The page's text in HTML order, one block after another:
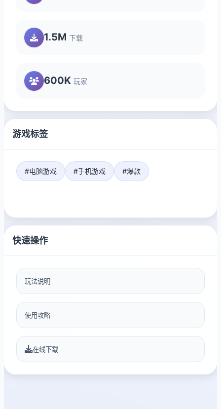
1.5M 下载
600K 玩家
游戏标签
#电脑游戏 #手机游戏 #爆款
快速操作
玩法说明
使用攻略
在线下载